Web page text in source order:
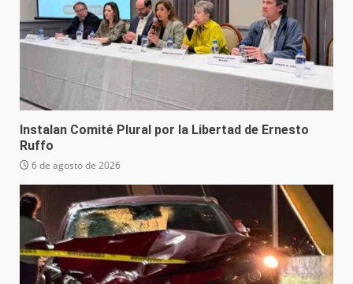
Instalan Comité Plural por la Libertad de Ernesto
Ruffo
6 de agosto de 2026